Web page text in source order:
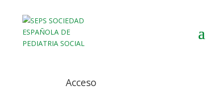
Acceso